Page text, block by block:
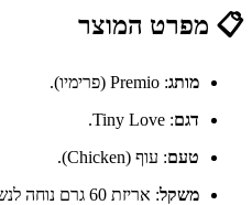
📋 מפרט המוצר
מותג: Premio (פרימיו).
דגם: Tiny Love.
טעם: עוף (Chicken).
משקל: אריזת 60 גרם נוחה לנשיאה.